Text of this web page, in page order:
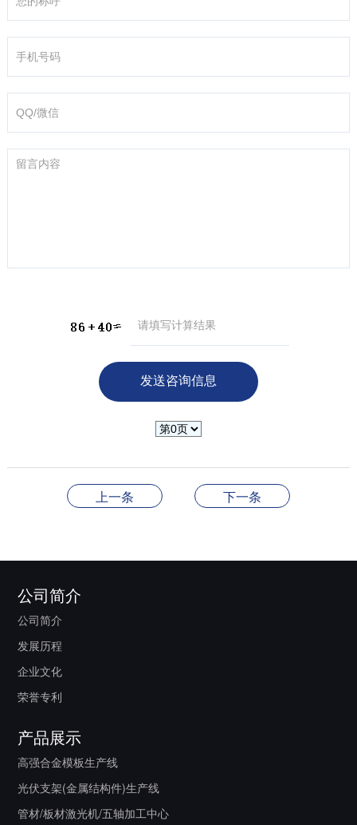
上一条 下一条
公司简介
公司简介
发展历程
企业文化
荣誉专利
产品展示
高强合金模板生产线
光伏支架(金属结构件)生产线
管材/板材激光机/五轴加工中心